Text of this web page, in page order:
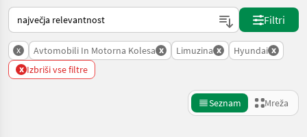
Tako je razvrščeno na Landwirt.com
Filtri
x Avtomobili In Motorna Kolesa x Limuzina x Hyundai x
x Izbriši vse filtre
Seznam Mreža